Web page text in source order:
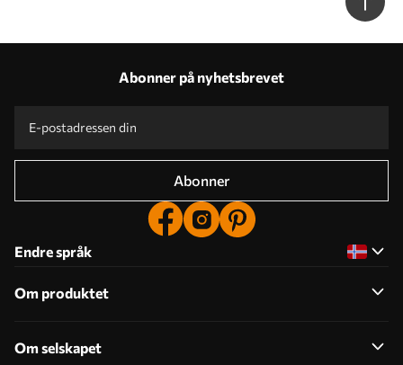
Abonner på nyhetsbrevet
Abonner
Endre språk
Om produktet
Om selskapet